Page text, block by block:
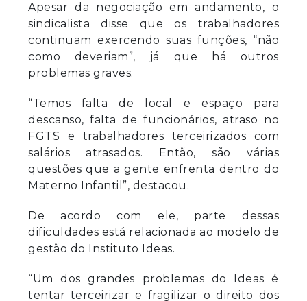
Apesar da negociação em andamento, o
sindicalista disse que os trabalhadores
continuam exercendo suas funções, “não
como deveriam”, já que há outros
problemas graves.
“Temos falta de local e espaço para
descanso, falta de funcionários, atraso no
FGTS e trabalhadores terceirizados com
salários atrasados. Então, são várias
questões que a gente enfrenta dentro do
Materno Infantil”, destacou.
De acordo com ele, parte dessas
dificuldades está relacionada ao modelo de
gestão do Instituto Ideas.
“Um dos grandes problemas do Ideas é
tentar terceirizar e fragilizar o direito dos